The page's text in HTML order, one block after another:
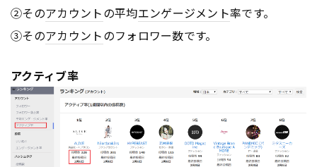
②そのアカウントの平均エンゲージメント率です。
③そのアカウントのフォロワー数です。
アクティブ率